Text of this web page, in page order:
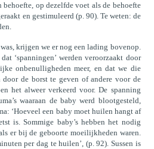
behoefte, op dezelfde voet als de behoefte
en gestimuleerd (p. 90). Te weten: de
krijgen we er nog een lading bovenop.
‘spanningen’ werden veroorzaakt door
onbenulligheden meer, en dat we die
door de borst te geven of andere voor de
het alweer verkeerd voor. De spanning
waaraan de baby werd blootgesteld,
‘Hoeveel een baby moet huilen hangt af
is. Sommige baby’s hebben het nodig
er bij de geboorte moeilijkheden waren.
per dag te huilen’, (p. 92). Sussen is